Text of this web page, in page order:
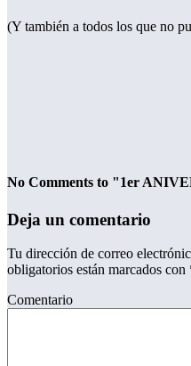
(Y también a todos los que no
No Comments to "1er
Deja un comentario
Tu dirección de correo
obligatorios están marcados con
Comentario